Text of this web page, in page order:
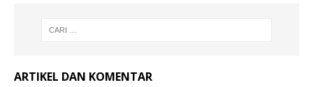
ARTIKEL DAN KOMENTAR